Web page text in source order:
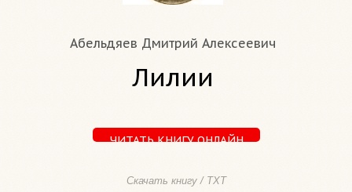
Абельдяев Дмитрий Алексеевич
Лилии
ЧИТАТЬ КНИГУ ОНЛАЙН
Скачать книгу / TXT